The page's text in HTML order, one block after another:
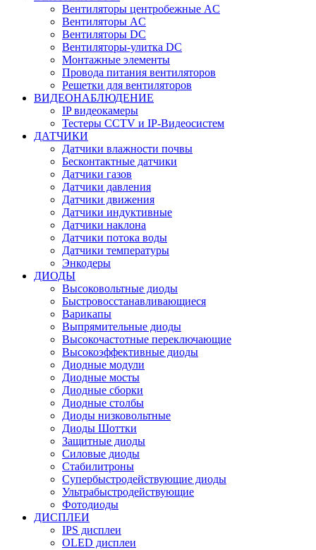
Вентиляторы центробежные AC
Вентиляторы AC
Вентиляторы DC
Вентиляторы-улитка DC
Монтажные элементы
Провода питания вентиляторов
Решетки для вентиляторов
ВИДЕОНАБЛЮДЕНИЕ
IP видеокамеры
Тестеры CCTV и IP-Видеосистем
ДАТЧИКИ
Датчики влажности почвы
Бесконтактные датчики
Датчики газов
Датчики давления
Датчики движения
Датчики индуктивные
Датчики наклона
Датчики потока воды
Датчики температуры
Энкодеры
ДИОДЫ
Высоковольтные диоды
Быстровосстанавливающиеся
Варикапы
Выпрямительные диоды
Высокочастотные переключающие
Высокоэффективные диоды
Диодные модули
Диодные мосты
Диодные сборки
Диодные столбы
Диоды низковольтные
Диоды Шоттки
Защитные диоды
Силовые диоды
Стабилитроны
Супербыстродействующие диоды
Ультрабыстродействующие
Фотодиоды
ДИСПЛЕИ
IPS дисплеи
OLED дисплеи